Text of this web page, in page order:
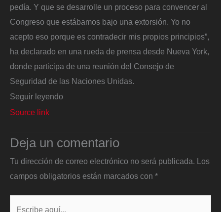
pedía. Y que se desarrolle un proceso para convencer al
Congreso que estábamos bajo una extorsión. Yo no
acepto eso porque es contradecir mis propios principios”,
ha declarado en una rueda de prensa desde Nueva York,
donde participa de una reunión del Consejo de
Seguridad de las Naciones Unidas.
Seguir leyendo
Source link
Deja un comentario
Tu dirección de correo electrónico no será publicada. Los
campos obligatorios están marcados con *